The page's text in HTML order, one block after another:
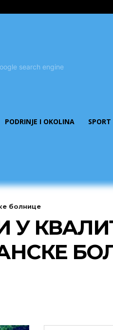
PODRINJE I OKOLINA SPORT
болнице
У